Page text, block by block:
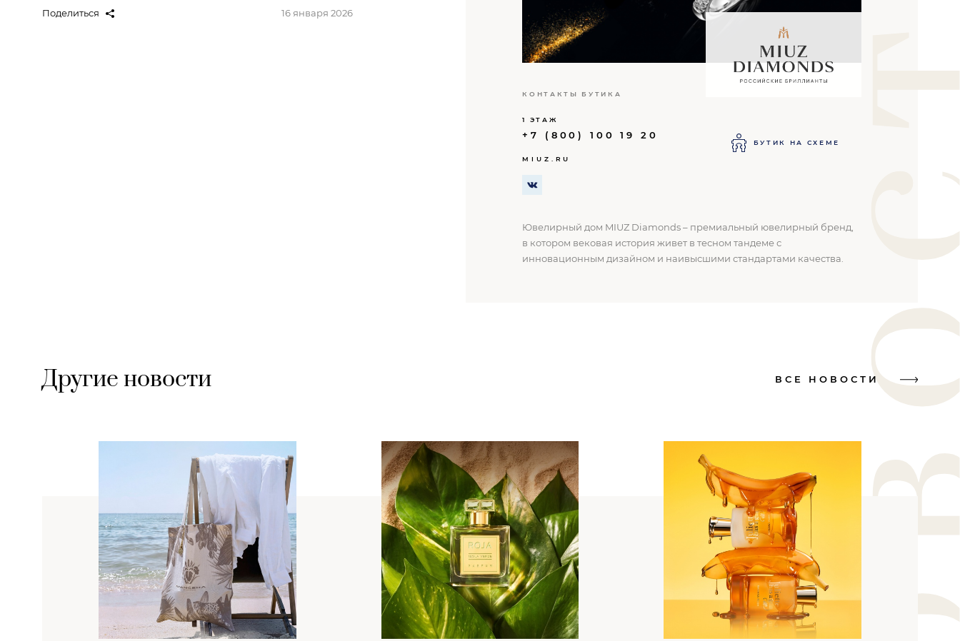
Поделиться 16 января 2026
КОНТАКТЫ БУТИКА
1 ЭТАЖ
+7 (800) 100 19 20
MIUZ.RU
БУТИК НА СХЕМЕ
Ювелирный дом MIUZ Diamonds – премиальный ювелирный бренд,
в котором вековая история живет в тесном тандеме с
инновационным дизайном и наивысшими стандартами качества.
Другие новости ВСЕ НОВОСТИ